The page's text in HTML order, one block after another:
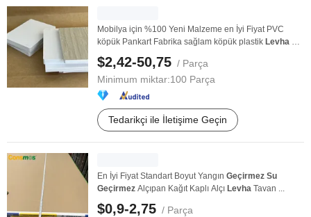
Mobilya için %100 Yeni Malzeme en İyi Fiyat PVC
köpük Pankart Fabrika sağlam köpük plastik Levha Su
...
$2,42-50,75 / Parça
Minimum miktar:100 Parça
Tedarikçi ile İletişime Geçin
En İyi Fiyat Standart Boyut Yangın Geçirmez Su
Geçirmez Alçıpan Kağıt Kaplı Alçı Levha Tavan ...
$0,9-2,75 / Parça